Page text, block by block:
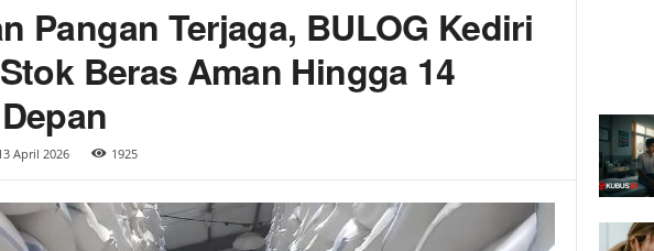
Pangan Terjaga, BULOG Kediri
Beras Aman Hingga 14
April 2026 1925